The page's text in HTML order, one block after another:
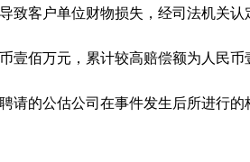
致客户单位财物损失，经司法机关认
壹佰万元，累计较高赔偿额为人民币
请的公估公司在事件发生后所进行的